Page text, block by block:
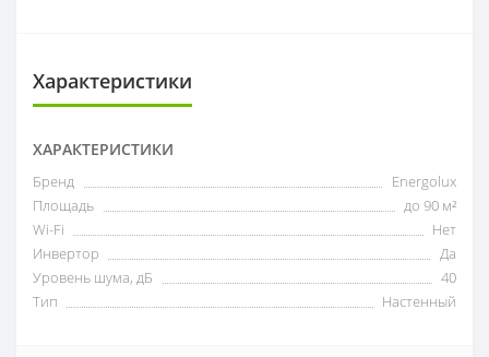
Характеристики
ХАРАКТЕРИСТИКИ
Бренд
Energolux
Площадь
до 90 м²
Wi-Fi
Нет
Инвертор
Да
Уровень шума, дБ
40
Тип
Настенный